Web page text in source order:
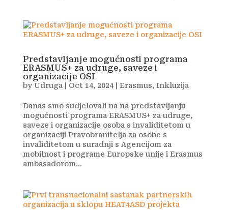
Predstavljanje mogućnosti programa
ERASMUS+ za udruge, saveze i
organizacije OSI
byUdruga Oct 14, 2024| Erasmus, Inkluzija
Danas smo sudjelovali na na predstavljanju
mogućnosti programa ERASMUS+ za udruge,
saveze i organizacije osoba s invaliditetom u
organizaciji Pravobranitelja za osobe s
invaliditetom u suradnji s Agencijom za
mobilnost i programe Europske unije i Erasmus
ambasadorom...